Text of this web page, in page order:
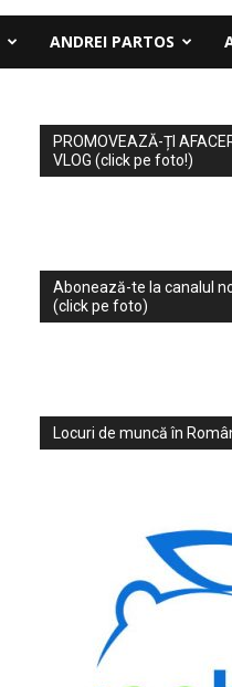
ANDREI PARTOS
PROMOVEAZĂ-ȚI
VLOG (click pe foto!)
Abonează-te la canalul
(click pe foto)
Locuri de muncă în